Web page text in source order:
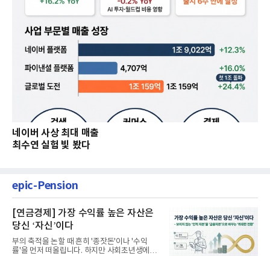
네이버 사상 최대 매출
최수연 실험 빛 봤다
epic-Pension
[연금경제] 가장 수익률 높은 자산은
당신 ‘자신’이다
부의 축적을 논할 때 흔히 '종잣돈'이나 '수익
률'을 먼저 떠올립니다. 하지만 사회초년생에게